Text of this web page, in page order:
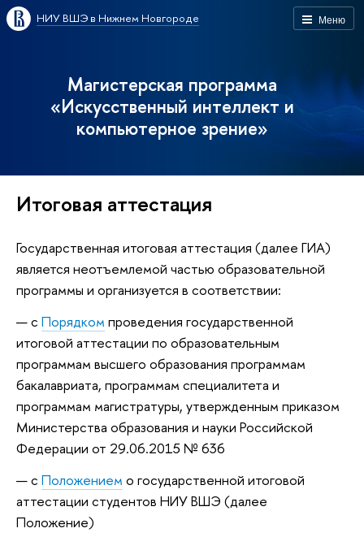
Меню
НИУ ВШЭ в Нижнем Новгороде
Магистерская программа
«Искусственный интеллект и
компьютерное зрение»
Итоговая аттестация
Государственная итоговая аттестация (далее ГИА)
является неотъемлемой частью образовательной
программы и организуется в соответствии:
с Порядком проведения государственной
итоговой аттестации по образовательным
программам высшего образования программам
бакалавриата, программам специалитета и
программам магистратуры, утвержденным приказом
Министерства образования и науки Российской
Федерации от 29.06.2015 № 636
с Положением о государственной итоговой
аттестации студентов НИУ ВШЭ (далее
Положение)